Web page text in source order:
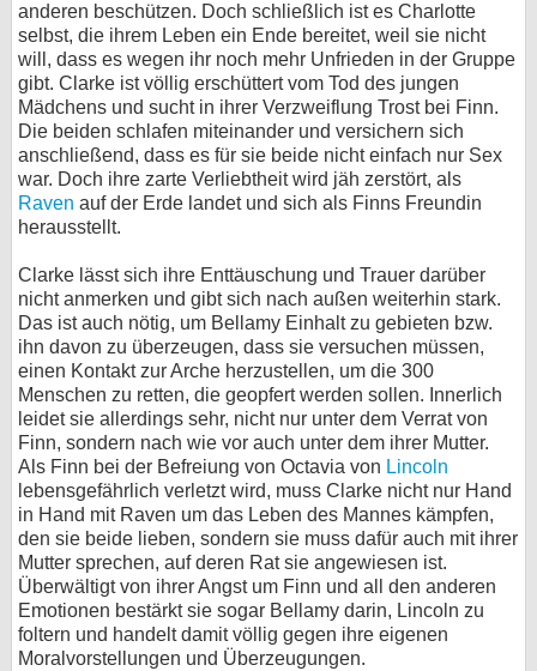
anderen beschützen. Doch schließlich ist es Charlotte
selbst, die ihrem Leben ein Ende bereitet, weil sie nicht
will, dass es wegen ihr noch mehr Unfrieden in der Gruppe
gibt. Clarke ist völlig erschüttert vom Tod des jungen
Mädchens und sucht in ihrer Verzweiflung Trost bei Finn.
Die beiden schlafen miteinander und versichern sich
anschließend, dass es für sie beide nicht einfach nur Sex
war. Doch ihre zarte Verliebtheit wird jäh zerstört, als
Raven auf der Erde landet und sich als Finns Freundin
herausstellt.
Clarke lässt sich ihre Enttäuschung und Trauer darüber
nicht anmerken und gibt sich nach außen weiterhin stark.
Das ist auch nötig, um Bellamy Einhalt zu gebieten bzw.
ihn davon zu überzeugen, dass sie versuchen müssen,
einen Kontakt zur Arche herzustellen, um die 300
Menschen zu retten, die geopfert werden sollen. Innerlich
leidet sie allerdings sehr, nicht nur unter dem Verrat von
Finn, sondern nach wie vor auch unter dem ihrer Mutter.
Als Finn bei der Befreiung von Octavia von Lincoln
lebensgefährlich verletzt wird, muss Clarke nicht nur Hand
in Hand mit Raven um das Leben des Mannes kämpfen,
den sie beide lieben, sondern sie muss dafür auch mit ihrer
Mutter sprechen, auf deren Rat sie angewiesen ist.
Überwältigt von ihrer Angst um Finn und all den anderen
Emotionen bestärkt sie sogar Bellamy darin, Lincoln zu
foltern und handelt damit völlig gegen ihre eigenen
Moralvorstellungen und Überzeugungen.